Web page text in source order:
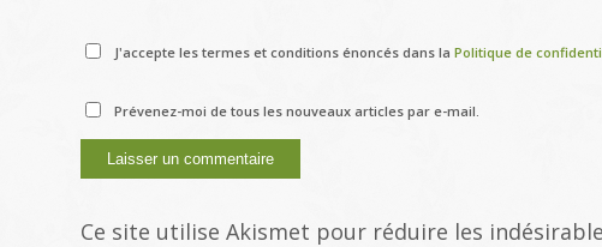
J'accepte les termes et conditions énoncés dans la Politique de
Prévenez-moi de tous les nouveaux articles par e-mail.
Ce site utilise Akismet pour réduire les